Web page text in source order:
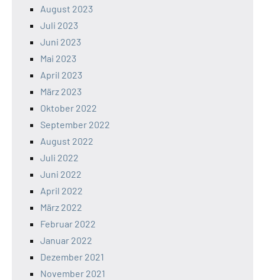
August 2023
Juli 2023
Juni 2023
Mai 2023
April 2023
März 2023
Oktober 2022
September 2022
August 2022
Juli 2022
Juni 2022
April 2022
März 2022
Februar 2022
Januar 2022
Dezember 2021
November 2021